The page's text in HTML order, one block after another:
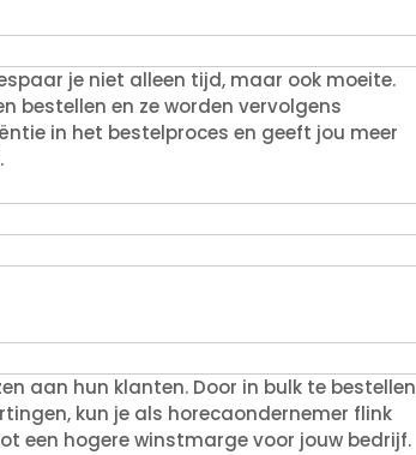
je niet alleen tijd, maar ook moeite.
bestellen en ze worden vervolgens
in het bestelproces en geeft jou meer
aan hun klanten. Door in bulk te bestellen
kun je als horecaondernemer flink
een hogere winstmarge voor jouw bedrijf.